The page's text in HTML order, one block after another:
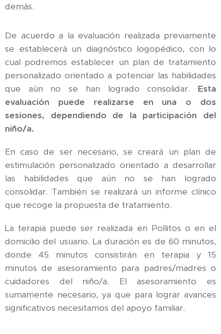
demás.
De acuerdo a la evaluación realizada previamente
se establecerá un diagnóstico logopédico, con lo
cual podremos establecer un plan de tratamiento
personalizado orientado a potenciar las habilidades
que aún no se han logrado consolidar. Esta
evaluación puede realizarse en una o dos
sesiones, dependiendo de la participación del
niño/a.
En caso de ser necesario, se creará un plan de
estimulación personalizado orientado a desarrollar
las habilidades que aún no se han logrado
consolidar. También se realizará un informe clínico
que recoge la propuesta de tratamiento.
La terapia puede ser realizada en Pollitos o en el
domicilio del usuario. La duración es de 60 minutos,
donde 45 minutos consistirán en terapia y 15
minutos de asesoramiento para padres/madres o
cuidadores del niño/a. El asesoramiento es
sumamente necesario, ya que para lograr avances
significativos necesitamos del apoyo familiar.